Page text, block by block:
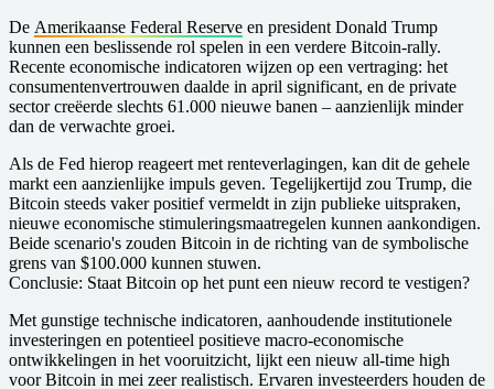
De Amerikaanse Federal Reserve en president Donald Trump
kunnen een beslissende rol spelen in een verdere Bitcoin-rally.
Recente economische indicatoren wijzen op een vertraging: het
consumentenvertrouwen daalde in april significant, en de private
sector creëerde slechts 61.000 nieuwe banen – aanzienlijk minder
dan de verwachte groei.
Als de Fed hierop reageert met renteverlagingen, kan dit de gehele
markt een aanzienlijke impuls geven. Tegelijkertijd zou Trump, die
Bitcoin steeds vaker positief vermeldt in zijn publieke uitspraken,
nieuwe economische stimuleringsmaatregelen kunnen aankondigen.
Beide scenario's zouden Bitcoin in de richting van de symbolische
grens van $100.000 kunnen stuwen.
Conclusie: Staat Bitcoin op het punt een nieuw record te vestigen?
Met gunstige technische indicatoren, aanhoudende institutionele
investeringen en potentieel positieve macro-economische
ontwikkelingen in het vooruitzicht, lijkt een nieuw all-time high
voor Bitcoin in mei zeer realistisch. Ervaren investeerders houden de